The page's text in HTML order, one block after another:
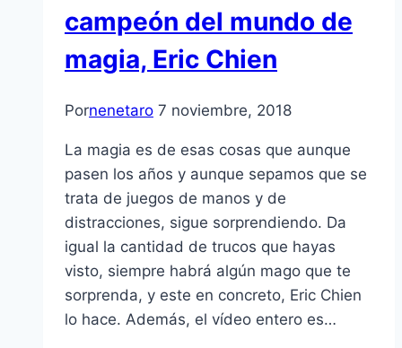
campeón del mundo de
magia, Eric Chien
Pornenetaro 7 noviembre, 2018
La magia es de esas cosas que aunque
pasen los años y aunque sepamos que se
trata de juegos de manos y de
distracciones, sigue sorprendiendo. Da
igual la cantidad de trucos que hayas
visto, siempre habrá algún mago que te
sorprenda, y este en concreto, Eric Chien
lo hace. Además, el vídeo entero es…